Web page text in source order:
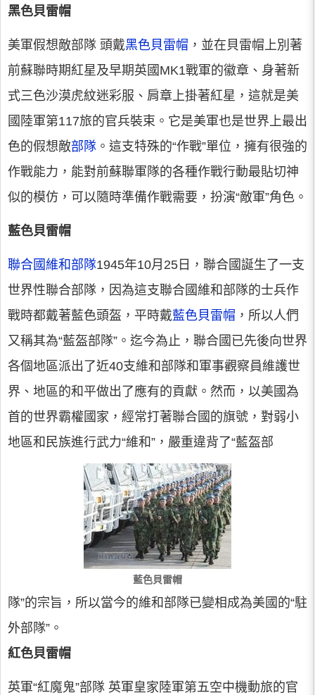
黑色貝雷帽
美軍假想敵部隊 頭戴黑色貝雷帽 ，並在貝雷帽上別著
前蘇聯時期紅星及早期英國MK1戰軍的徽章、身著新
式三色沙漠虎紋迷彩服、肩章上掛著紅星，這就是美
國陸軍第117旅的官兵裝束。它是美軍也是世界上最出
色的假想敵部隊 。這支特殊的“作戰”單位，擁有很強的
作戰能力，能對前蘇聯軍隊的各種作戰行動最貼切神
似的模仿，可以隨時準備作戰需要，扮演“敵軍”角色。
藍色貝雷帽
聯合國維和部隊1945年10月25日，聯合國誕生了一支
世界性聯合部隊，因為這支聯合國維和部隊的士兵作
戰時都戴著藍色頭盔，平時戴藍色貝雷帽 ，所以人們
又稱其為“藍盔部隊”。迄今為止，聯合國已先後向世界
各個地區派出了近40支維和部隊和軍事觀察員維護世
界、地區的和平做出了應有的貢獻。然而，以美國為
首的世界霸權國家，經常打著聯合國的旗號，對弱小
地區和民族進行武力“維和”，嚴重違背了“藍盔部
藍色貝雷帽
隊”的宗旨，所以當今的維和部隊已變相成為美國的“駐
外部隊”。
紅色貝雷帽
英軍“紅魔鬼”部隊 英軍皇家陸軍第五空中機動旅的官